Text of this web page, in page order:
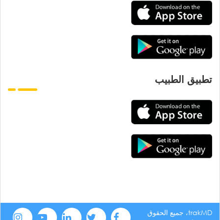
تطبيق الطبيب
trakMD، جميع الحقوق